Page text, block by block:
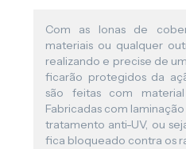
Com as lonas de
materiais ou qualquer
realizando e precise de
ficarão protegidos da
são feitas com
Fabricadas com
tratamento anti-UV, ou
fica bloqueado contra os